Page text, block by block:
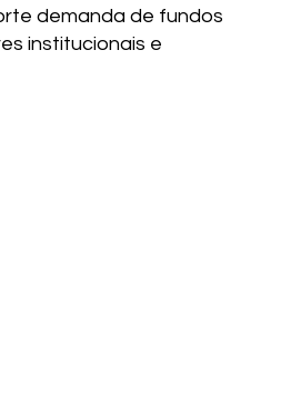
demanda de fundos
institucionais e